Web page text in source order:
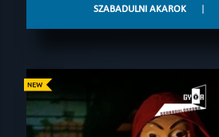
SZABADULNI AKAROK |